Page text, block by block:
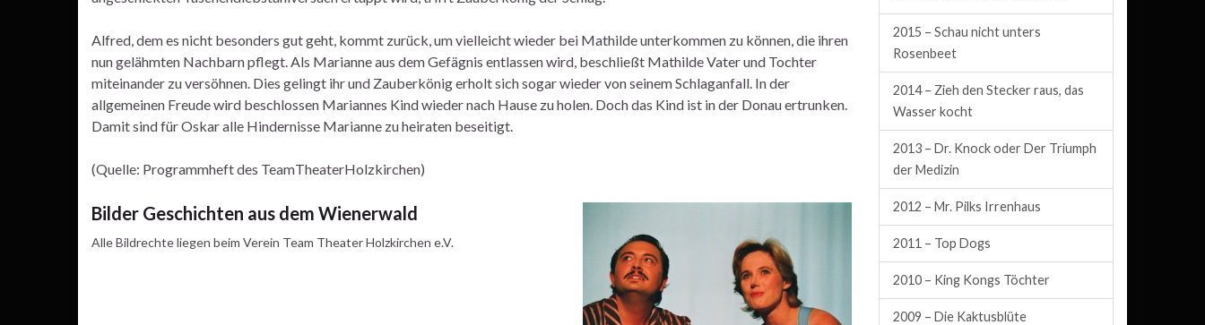
Alfred, dem es nicht besonders gut geht, kommt zurück, um vielleicht wieder bei Mathilde unterkommen zu können, die ihren
nun gelähmten Nachbarn pflegt. Als Marianne aus dem Gefägnis entlassen wird, beschließt Mathilde Vater und Tochter
miteinander zu versöhnen. Dies gelingt ihr und Zauberkönig erholt sich sogar wieder von seinem Schlaganfall. In der
allgemeinen Freude wird beschlossen Mariannes Kind wieder nach Hause zu holen. Doch das Kind ist in der Donau ertrunken.
Damit sind für Oskar alle Hindernisse Marianne zu heiraten beseitigt.
(Quelle: Programmheft des TeamTheaterHolzkirchen)
Bilder Geschichten aus dem Wienerwald
Alle Bildrechte liegen beim Verein Team Theater Holzkirchen e.V.
2015 – Schau nicht unters
Rosenbeet
2014 – Zieh den Stecker raus, das
Wasser kocht
2013 – Dr. Knock oder Der Triumph
der Medizin
2012 – Mr. Pilks Irrenhaus
2011 – Top Dogs
2010 – King Kongs Töchter
2009 – Die Kaktusblüte